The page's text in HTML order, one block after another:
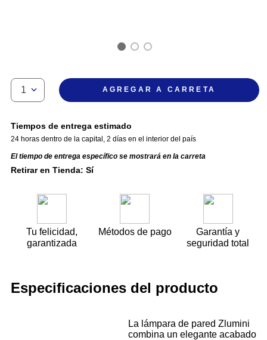
1 AGREGAR A CARRETA
Tiempos de entrega estimado
24 horas dentro de la capital 2 días en el interior del país
El tiempo de entrega específico se mostrará en la carreta
Retirar en Tienda: Sí
Tu felicidad,
garantizada
Métodos de pago
Garantía y
seguridad total
Especificaciones del producto
La lámpara de pared Zlumini
combina un elegante acabado